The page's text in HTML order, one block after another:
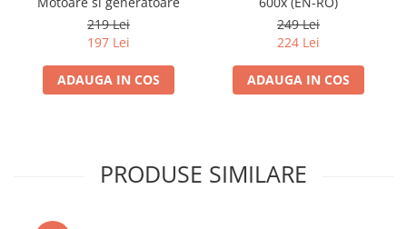
219 Lei
197 Lei
ADAUGA IN COS
249 Lei
224 Lei
ADAUGA IN COS
PRODUSE SIMILARE